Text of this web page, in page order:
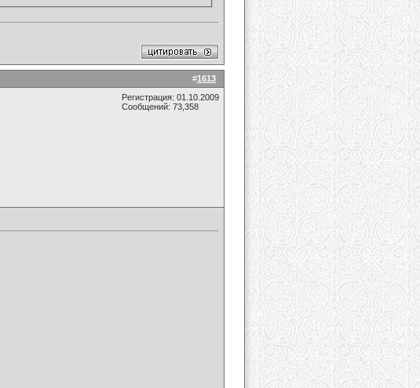
#1613
Регистрация: 01.10.2009
Сообщений: 73,358